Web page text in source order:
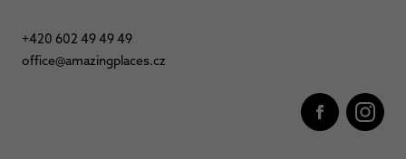
+420 602 49 49 49
office@amazingplaces.cz